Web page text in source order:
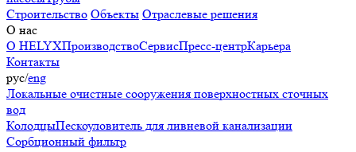
Строительство Объекты Отраслевые решения
О нас
О HELYXПроизводствоСервисПресс-центрКарьера
Контакты
рус/eng
Локальные очистные сооружения поверхностных сточных
вод
КолодцыПескоуловитель для ливневой канализации
Сорбционный фильтр